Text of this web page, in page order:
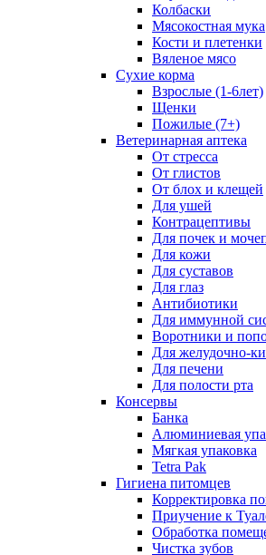
Колбаски
Мясокостная мука
Кости и плетенки
Вяленое мясо
Сухие корма
Взрослые (1-6лет)
Щенки
Пожилые (7+)
Ветеринарная аптека
От стресса
От глистов
От блох и клещей
Для ушей
Контрацептивы
Для почек и
Для кожи
Для суставов
Для глаз
Антибиотики
Для иммунной
Воротники и
Для желудочно-
Для печени
Для полости рта
Консервы
Банка
Алюминиевая
Мягкая упаковка
Tetra Pak
Гигиена питомцев
Корректировка
Приучение к
Обработка
Чистка зубов